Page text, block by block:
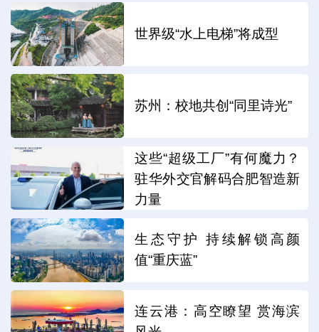
世界级“水上电梯”将成型
苏州：校地共创“同里诗光”
这些“超级工厂”有何魔力？
驻华外交官解码合肥智造新
力量
生态守护 持续解锁高颜
值“重庆蓝”
连云港：高空瞭望 赏海滨